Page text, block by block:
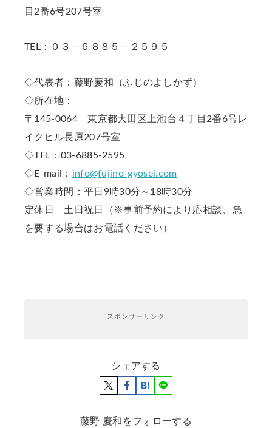
目2番6号207号室
TEL：０３－６８８５－２５９５
◇代表者：藤野慶和（ふじのよしかず）
◇所在地：
〒145-0064 東京都大田区上池台４丁目2番6号レ
イクヒル長原207号室
◇TEL：03-6885-2595
◇E-mail： info@fujino-gyosei.com
◇営業時間：平日9時30分～18時30分
定休日 土日祝日（※事前予約により応相談、急
を要する場合はお電話ください）
スポンサーリンク
シェアする
藤野 慶和をフォローする